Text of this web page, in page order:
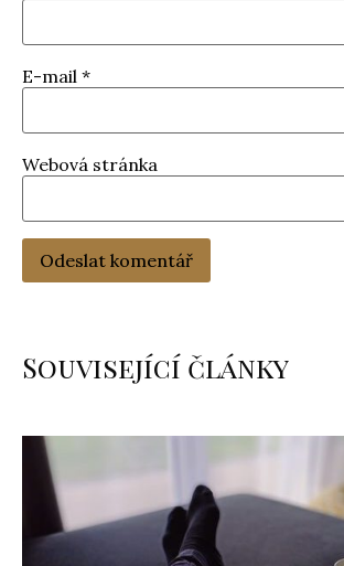
E-mail *
Webová stránka
Související články